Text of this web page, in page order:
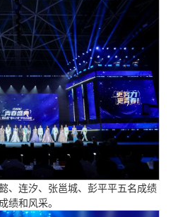
、连汐、张邕城、彭平平五名成绩
绩和风采。